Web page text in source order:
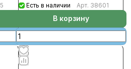
Есть в наличии Арт. 38601
В корзину